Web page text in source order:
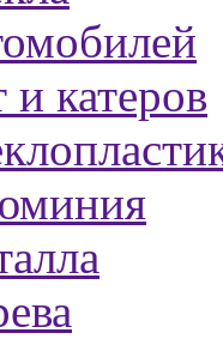
и катеров